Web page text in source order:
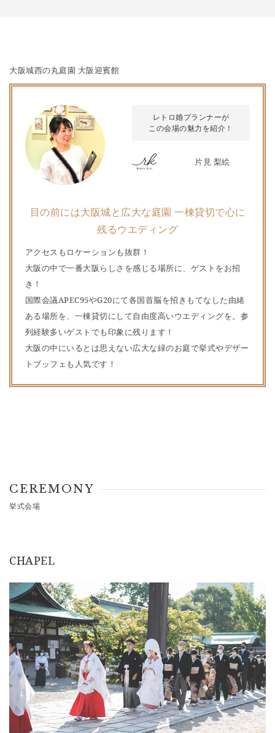
大阪城西の丸庭園 大阪迎賓館
片見 梨絵
レトロ婚プランナーが
この会場の魅力を紹介！
目の前には大阪城と広大な庭園 一棟貸切で心に
残るウエディング
アクセスもロケーションも抜群！
大阪の中で一番大阪らしさを感じる場所に、ゲストをお招
き！
国際会議APEC95やG20にて各国首脳を招きもてなした由緒
ある場所を、一棟貸切にして自由度高いウエディングを。参
列経験多いゲストでも印象に残ります！
大阪の中にいるとは思えない広大な緑のお庭で挙式やデザー
トブッフェも人気です！
CEREMONY
挙式会場
CHAPEL